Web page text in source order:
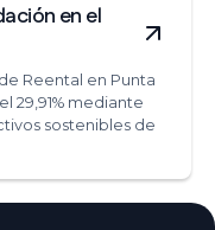
en el
Reental en Punta
29,91% mediante
sostenibles de